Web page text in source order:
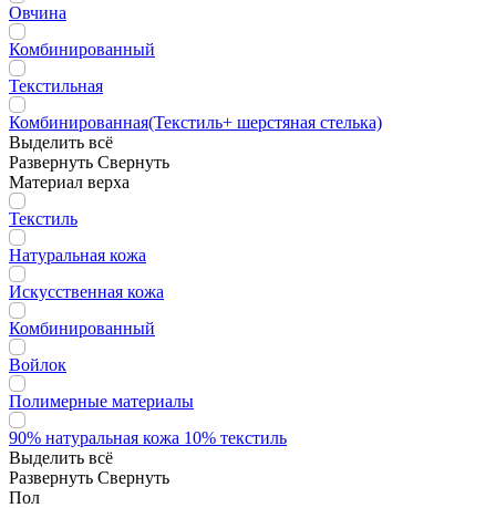
Овчина
Комбинированный
Текстильная
Комбинированная(Текстиль+ шерстяная стелька)
Выделить всё
Развернуть Свернуть
Материал верха
Текстиль
Натуральная кожа
Искусственная кожа
Комбинированный
Войлок
Полимерные материалы
90% натуральная кожа 10% текстиль
Выделить всё
Развернуть Свернуть
Пол